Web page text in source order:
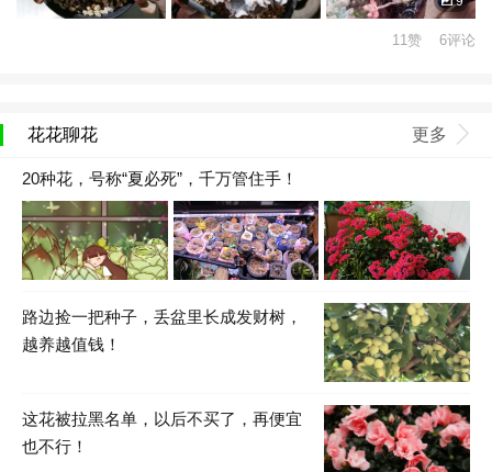
11赞 6评论
花花聊花 更多
20种花，号称“夏必死”，千万管住手！
路边捡一把种子，丢盆里长成发财树，
越养越值钱！
这花被拉黑名单，以后不买了，再便宜
也不行！